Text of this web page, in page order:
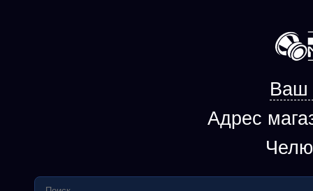
Ваш
Адрес